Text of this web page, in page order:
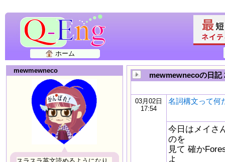
ホーム
mewmewneco
mewmewnecoの日記
03月02日
17:54
名詞構文って何
今日はメイさ
のを
見て 確か
よ